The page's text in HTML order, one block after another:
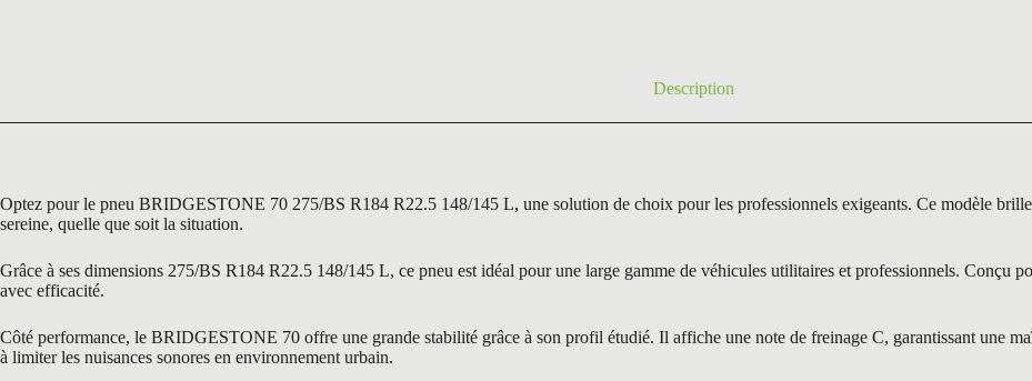
Description
Optez pour le pneu BRIDGESTONE 70 275/BS R184 R22.5 148/145 L, une solution de choix pour les professionnels exigeants. Ce modèle brille
sereine, quelle que soit la situation.
Grâce à ses dimensions 275/BS R184 R22.5 148/145 L, ce pneu est idéal pour une large gamme de véhicules utilitaires et professionnels. Conçu
avec efficacité.
Côté performance, le BRIDGESTONE 70 offre une grande stabilité grâce à son profil étudié. Il affiche une note de freinage C, garantissant une
à limiter les nuisances sonores en environnement urbain.